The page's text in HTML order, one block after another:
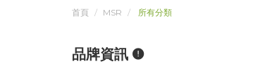
首頁 MSR 所有分類
品牌資訊